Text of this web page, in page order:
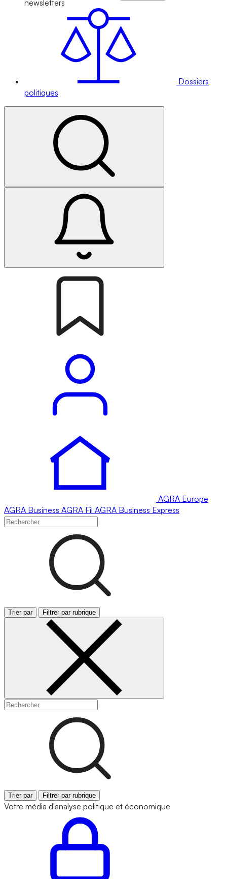
newsletters
Dossiers
politiques
AGRA Europe
AGRA Business AGRA Fil AGRA Business Express
Trier par Filtrer par rubrique
Trier par Filtrer par rubrique
Votre média d'analyse politique et économique